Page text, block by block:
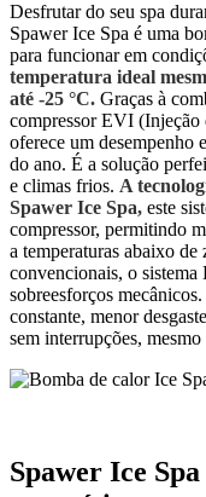
Desfrutar do seu spa
Spawer Ice Spa é uma
para funcionar em
temperatura ideal
até -25 °C. Graças à
compressor EVI (Injeção
oferece um desempenho
do ano. É a solução
e climas frios. A
Spawer Ice Spa, este
compressor, permitindo
a temperaturas abaixo
convencionais, o sistema
sobreesforços
constante, menor
sem interrupções,
Spawer Ice